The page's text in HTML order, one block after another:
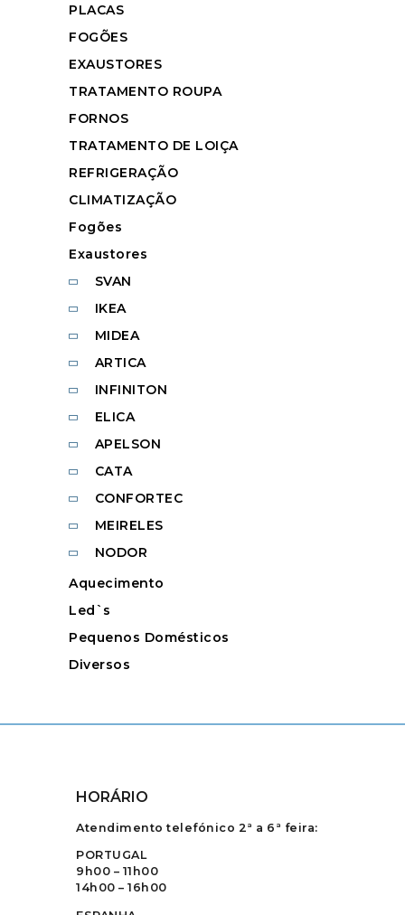
PLACAS
FOGÕES
EXAUSTORES
TRATAMENTO ROUPA
FORNOS
TRATAMENTO DE LOIÇA
REFRIGERAÇÃO
CLIMATIZAÇÃO
Fogões
Exaustores
SVAN
IKEA
MIDEA
ARTICA
INFINITON
ELICA
APELSON
CATA
CONFORTEC
MEIRELES
NODOR
Aquecimento
Led`s
Pequenos Domésticos
Diversos
HORÁRIO
Atendimento telefónico 2ª a 6ª feira:
PORTUGAL
9h00 – 11h00
14h00 – 16h00